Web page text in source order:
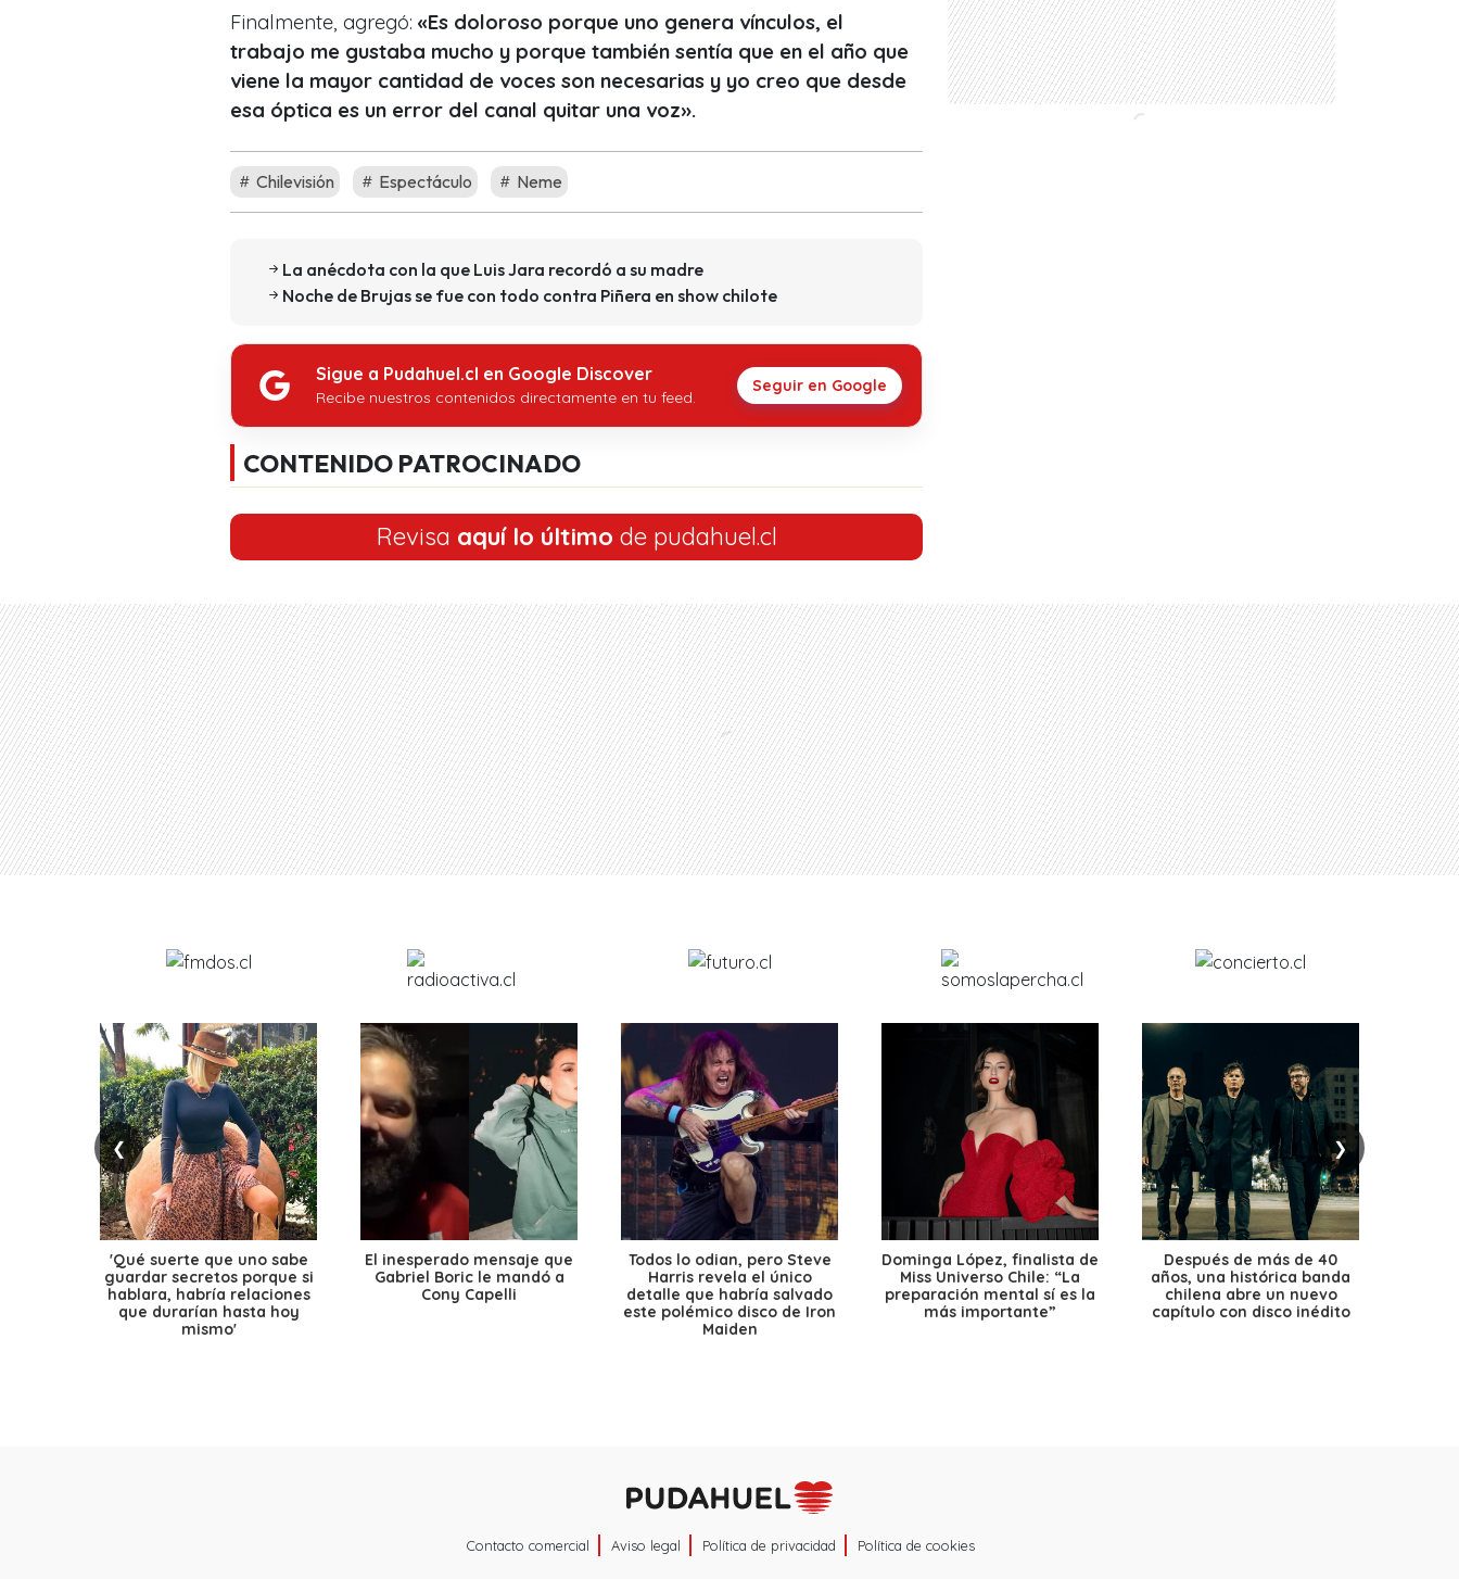
Finalmente, agregó: «Es doloroso porque uno genera vínculos, el
trabajo me gustaba mucho y porque también sentía que en el año que
viene la mayor cantidad de voces son necesarias y yo creo que desde
esa óptica es un error del canal quitar una voz».
Chilevisión Espectáculo Neme
La anécdota con la que Luis Jara recordó a su madre
Noche de Brujas se fue con todo contra Piñera en show chilote
Sigue a Pudahuel.cl en Google Discover
Recibe nuestros contenidos directamente en tu feed.
Seguir en Google
CONTENIDO PATROCINADO
Revisa aquí lo último de pudahuel.cl
❮ ❯
'Qué suerte que uno sabe
guardar secretos porque si
hablara, habría relaciones
que durarían hasta hoy
mismo'
El inesperado mensaje que
Gabriel Boric le mandó a
Cony Capelli
Todos lo odian, pero Steve
Harris revela el único
detalle que habría salvado
este polémico disco de Iron
Maiden
Dominga López, finalista de
Miss Universo Chile: “La
preparación mental sí es la
más importante”
Después de más de 40
años, una histórica banda
chilena abre un nuevo
capítulo con disco inédito
Contacto comercial Aviso legal Política de privacidad Política de cookies